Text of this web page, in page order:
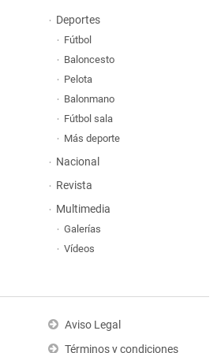
Deportes
Fútbol
Baloncesto
Pelota
Balonmano
Fútbol sala
Más deporte
Nacional
Revista
Multimedia
Galerías
Vídeos
Aviso Legal
Términos y condiciones